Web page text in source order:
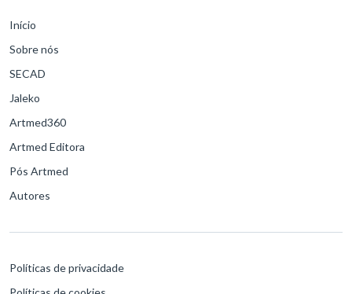
Início
Sobre nós
SECAD
Jaleko
Artmed360
Artmed Editora
Pós Artmed
Autores
Políticas de privacidade